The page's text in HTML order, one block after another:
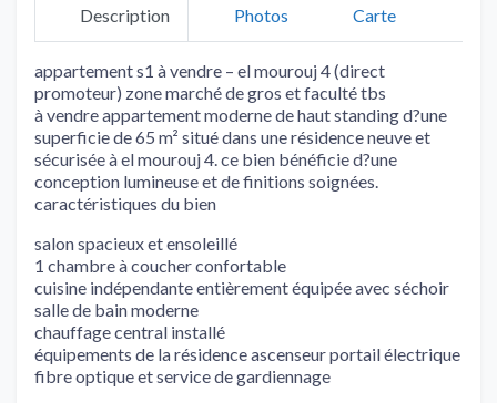
Description Photos Carte
appartement s1 à vendre – el mourouj 4 (direct
promoteur) zone marché de gros et faculté tbs
à vendre appartement moderne de haut standing d?une
superficie de 65 m² situé dans une résidence neuve et
sécurisée à el mourouj 4. ce bien bénéficie d?une
conception lumineuse et de finitions soignées.
caractéristiques du bien
salon spacieux et ensoleillé
1 chambre à coucher confortable
cuisine indépendante entièrement équipée avec séchoir
salle de bain moderne
chauffage central installé
équipements de la résidence ascenseur portail électrique
fibre optique et service de gardiennage